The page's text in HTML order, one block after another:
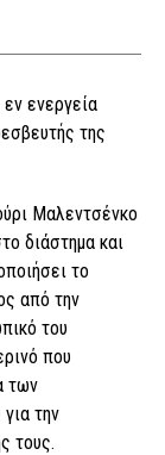
ενεργεία
της
Μαλεντσένκο
διάστημα και
το
από την
του
που
των
την
τους.